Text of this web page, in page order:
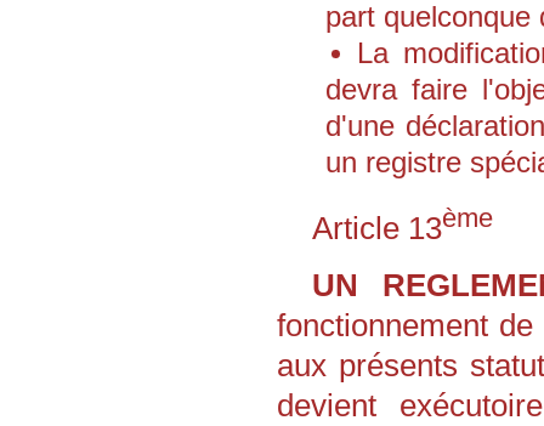
part quelconque
La
devra faire
d'une
un registre
Article 13ème
UN
fonctionnement
aux présents
devient